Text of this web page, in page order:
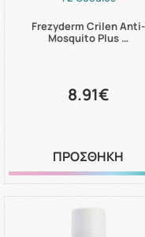
Frezyderm Crilen Anti-
Mosquito Plus …
8.91€
ΠΡΟΣΘΗΚΗ